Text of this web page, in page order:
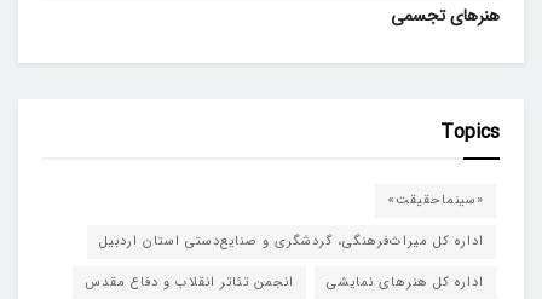
هنرهای تجسمی
Topics
«سینماحقیقت»
اداره کل میراث‌فرهنگی، گردشگری و صنایع‌دستی استان اردبیل
اداره کل هنرهای نمایشی
انجمن تئاتر انقلاب و دفاع مقدس